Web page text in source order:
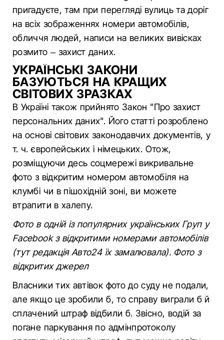
пригадуєте, там при перегляді вулиць та доріг
на всіх зображеннях номери автомобілів,
обличчя людей, написи на великих вивісках
розмито – захист даних.
УКРАЇНСЬКІ ЗАКОНИ
БАЗУЮТЬСЯ НА КРАЩИХ
СВІТОВИХ ЗРАЗКАХ
В Україні також прийнято Закон "Про захист
персональних даних". Його статті розроблено
на основі світових законодавчих документів, у
т. ч. європейських і німецьких. Отож,
розміщуючи десь соцмережі викривальне
фото з відкритим номером автомобіля на
клумбі чи в пішохідній зоні, ви можете
втрапити в халепу.
Фото в одній із популярних українських Груп у
Facebook з відкритими номерами автомобілів
(тут редакція Авто24 їх замалювала). Фото з
відкритих джерел
Власники тих автівок фото до суду не подали,
але якщо це зробили б, то справу виграли б й
сплачений штраф відбили б. Звісно, водій за
погане паркування по адмінпротоколу